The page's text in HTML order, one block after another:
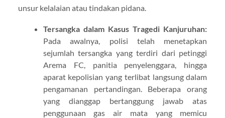
unsur kelalaian atau tindakan pidana.
Tersangka dalam Kasus Tragedi Kanjuruhan:
Pada awalnya, polisi telah menetapkan
sejumlah tersangka yang terdiri dari petinggi
Arema FC, panitia penyelenggara, hingga
aparat kepolisian yang terlibat langsung dalam
pengamanan pertandingan. Beberapa orang
yang dianggap bertanggung jawab atas
penggunaan gas air mata yang memicu